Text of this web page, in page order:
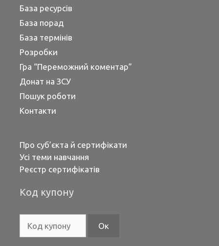
База ресурсів
База порад
База термінів
Розробки
Гра “Переможний коментар”
Донат на ЗСУ
Пошук роботи
Контакти
Про суб’єкта й сертифікати
Усі теми навчання
Реєстр сертифікатів
Код купону